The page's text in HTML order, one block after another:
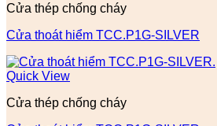
Cửa thép chống cháy
Cửa thoát hiểm TCC.P1G-SILVER
Quick View
Cửa thép chống cháy